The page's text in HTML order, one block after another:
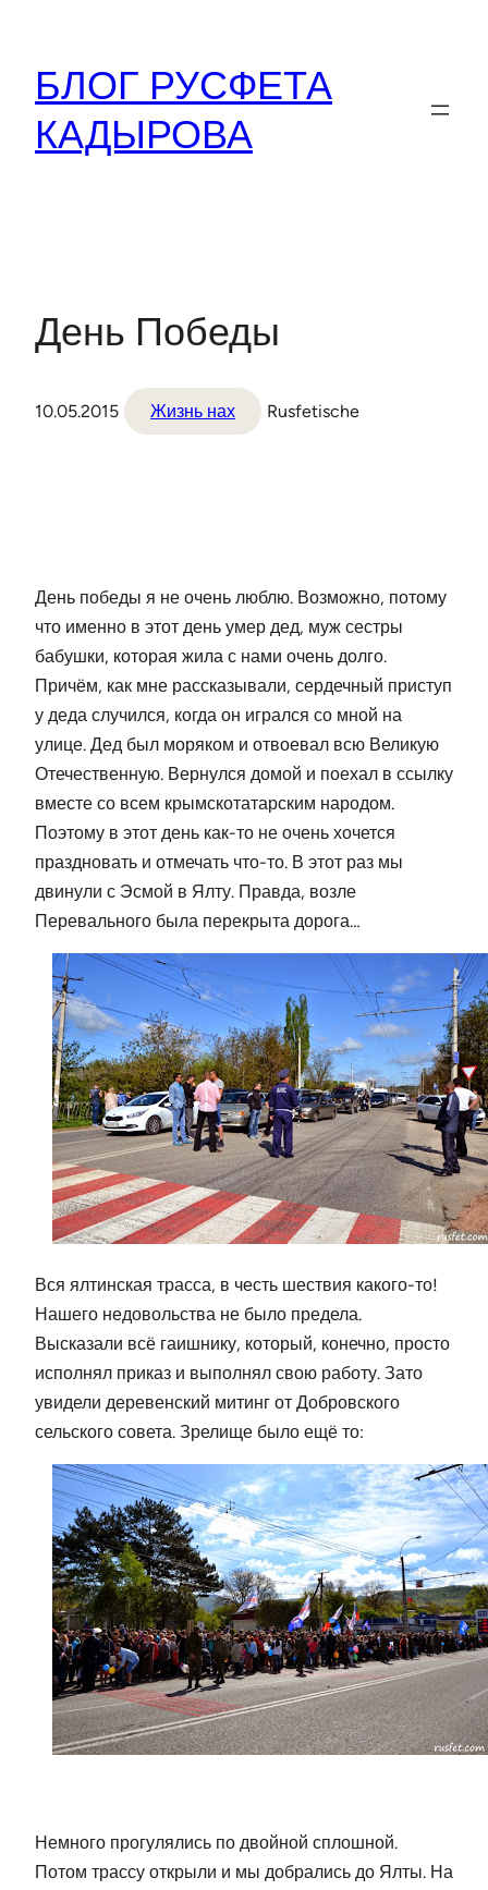
содержимому
БЛОГ РУСФЕТА
КАДЫРОВА
День Победы
10.05.2015 Жизнь нах Rusfetische
День победы я не очень люблю. Возможно, потому
что именно в этот день умер дед, муж сестры
бабушки, которая жила с нами очень долго.
Причём, как мне рассказывали, сердечный приступ
у деда случился, когда он игрался со мной на
улице. Дед был моряком и отвоевал всю Великую
Отечественную. Вернулся домой и поехал в ссылку
вместе со всем крымскотатарским народом.
Поэтому в этот день как-то не очень хочется
праздновать и отмечать что-то. В этот раз мы
двинули с Эсмой в Ялту. Правда, возле
Перевального была перекрыта дорога…
Вся ялтинская трасса, в честь шествия какого-то!
Нашего недовольства не было предела.
Высказали всё гаишнику, который, конечно, просто
исполнял приказ и выполнял свою работу. Зато
увидели деревенский митинг от Добровского
сельского совета. Зрелище было ещё то:
Немного прогулялись по двойной сплошной.
Потом трассу открыли и мы добрались до Ялты. На